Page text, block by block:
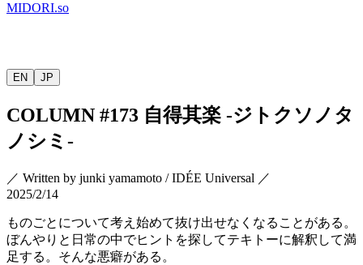
MIDORI.so
EN JP
COLUMN #173 自得其楽 -ジトクソノタ
ノシミ -
／ Written by junki yamamoto / IDÉE Universal ／
2025/2/14
ものごとについて考え始めて抜け出せなくなることがある。
ぼんやりと日常の中でヒントを探してテキトーに解釈して満
足する。そんな悪癖がある。